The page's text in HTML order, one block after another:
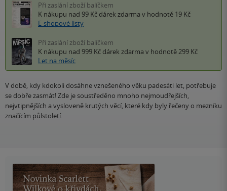
Při zaslání zboží balíčkem
K nákupu nad 99 Kč dárek zdarma v hodnotě 19 Kč
E-shopové listy
Při zaslání zboží balíčkem
K nákupu nad 999 Kč dárek zdarma v hodnotě 299 Kč
Let na měsíc
V době, kdy kdokoli dosáhne vznešeného věku padesáti let, potřebuje
se dobře zasmát! Zde je soustředěno mnoho nejmoudřejších,
nejvtipnějších a vysloveně krutých věcí, které kdy byly řečeny o mezníku
značícím půlstoletí.